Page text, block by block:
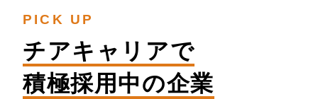
PICK UP
チアキャリアで
積極採用中の企業